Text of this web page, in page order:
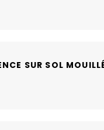
SUR SOL